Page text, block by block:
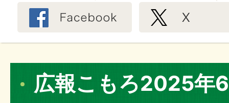
広報こもろ2025年